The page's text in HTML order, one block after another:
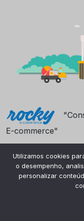
E-commerce"
Utilizamos cookies
o desempenho,
personalizar